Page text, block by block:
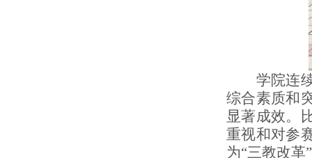
学院连续
综合素质和
显著成效。
重视和对参
为“三教改革